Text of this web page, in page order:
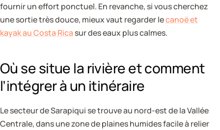
fournir un effort ponctuel. En revanche, si vous cherchez
une sortie très douce, mieux vaut regarder lecanoë et
kayak au Costa Rica sur des eaux plus calmes.
Où se situe la rivière et comment
l’intégrer à un itinéraire
Le secteur de Sarapiqui se trouve au nord-est de la Vallée
Centrale, dans une zone de plaines humides facile à relier